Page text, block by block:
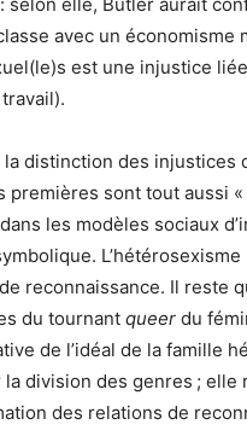
avec un économisme
est une injustice
la distinction des injustices
sont tout aussi
les modèles sociaux
reconnaissance. Il reste
du tournant queer du
de l’idéal de la famille
division des genres ; elle
des relations de